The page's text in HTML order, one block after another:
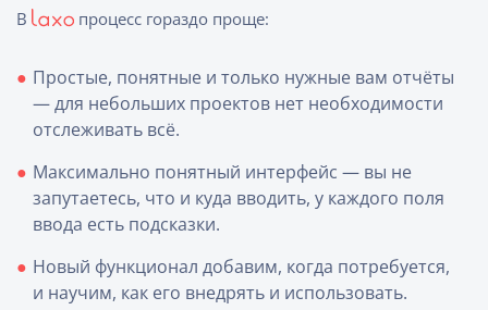
В процесс гораздо проще:
Простые, понятные и только нужные вам отчёты
— для небольших проектов нет необходимости
отслеживать всё.
Максимально понятный интерфейс — вы не
запутаетесь, что и куда вводить, у каждого поля
ввода есть подсказки.
Новый функционал добавим, когда потребуется,
и научим, как его внедрять и использовать.